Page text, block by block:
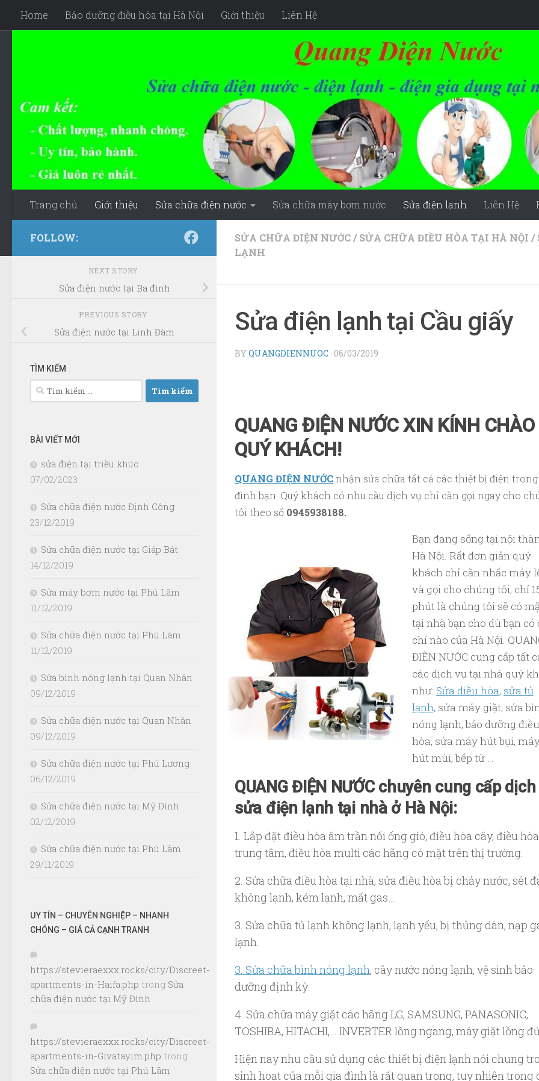
Skip to content
Home Bảo dưỡng điều hòa tại Hà Nội Giới thiệu Liên Hệ
Trang chủ Giới thiệu Sửa chữa điện nước Sửa chữa máy bơm nước Sửa điện lạnh Liên Hệ
SỬA CHỮA ĐIỆN NƯỚC/ SỬA CHỮA ĐIỀU HÒA TẠI HÀ NỘI /
LẠNH
Sửa điện lạnh tại Cầu giấy
BYQUANGDIENNUOC · 06/03/2019
QUANG ĐIỆN NƯỚC XIN KÍNH CHÀO
QUÝ KHÁCH!
QUANG ĐIỆN NƯỚCnhận sửa chữa tất cả các thiệt bị điện
đình bạn. Quý khách có nhu cầu dịch vụ chỉ cần gọi ngay cho
tôi theo số 0945938188.
Bạn đang sống tại nội
Hà Nội. Rất đơn giản quý
khách chỉ cần nhấc máy
và gọi cho chúng tôi, chỉ
phút là chúng tôi sẽ có
tại nhà bạn cho dù bạn có
chí nào của Hà Nội.
ĐIỆN NƯỚC cung cấp tất
các dịch vụ tại nhà quý
như: Sửa điều hòa, sửa tủ
lạnh, sửa máy giặt, sửa
nóng lạnh, bảo dưỡng điều
hòa, sửa máy hút bụi,
hút mùi, bếp từ …
QUANG ĐIỆN NƯỚC chuyên cung cấp
sửa điện lạnh tại nhà ở Hà Nội:
1. Lắp đặt điều hòa âm trần nối ống gió, điều hòa cây, điều hòa
trung tâm, điều hòa multi các hãng có mặt trên thị trường.
2. Sửa chữa điều hòa tại nhà, sửa điều hòa bị chảy nước, sét
không lạnh, kém lạnh, mất gas…
3. Sửa chữa tủ lạnh không lạnh, lạnh yếu, bị thủng dàn, nạp
lạnh.
3. Sửa chữa bình nóng lạnh, cây nước nóng lạnh, vệ sinh bảo
dưỡng định kỳ.
4. Sửa chữa máy giặt các hãng LG, SAMSUNG, PANASONIC,
TOSHIBA, HITACHI,… INVERTER lồng ngang, máy giặt lồng
Hiện nay nhu cầu sử dụng các thiết bị điện lạnh nói chung
sinh hoạt của mỗi gia đình là rất quan trọng, tuy nhiên trong
FOLLOW:
NEXT STORY
Sửa điện nước tại Ba đình
PREVIOUS STORY
Sửa điện nước tại Linh Đàm
TÌM KIẾM
Tìm
kiếm
BÀI VIẾT MỚI
sửa điện tại triều khúc
07/02/2023
Sửa chữa điện nước Định Công
23/12/2019
Sửa chữa điện nước tại Giáp Bát
14/12/2019
Sửa máy bơm nước tại Phú Lãm
11/12/2019
Sửa chữa điện nước tại Phú Lãm
11/12/2019
Sửa bình nóng lạnh tại Quan Nhân
09/12/2019
Sửa chữa điện nước tại Quan Nhân
09/12/2019
Sửa chữa điện nước tại Phú Lương
06/12/2019
Sửa chữa điện nước tại Mỹ Đình
02/12/2019
Sửa chữa điện nước tại Phú Lãm
29/11/2019
UY TÍN – CHUYÊN NGHIỆP – NHANH
CHÓNG – GIÁ CẢ CẠNH TRANH
https://stevieraexxx.rocks/city/Discreet-
apartments-in-Haifa.php trong Sửa
chữa điện nước tại Mỹ Đình
https://stevieraexxx.rocks/city/Discreet-
apartments-in-Givatayim.php trong
Sửa chữa điện nước tại Phú Lãm